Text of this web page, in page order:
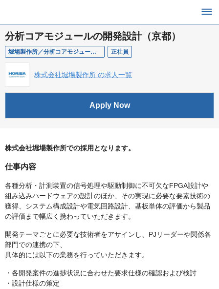
分析コアモジュールの開発設計（京都）
堀場製作所／分析コアモジュールの開発設計（京都） 正社員
株式会社堀場製作所 の求人一覧
Apply Now
株式会社堀場製作所での採用となります。
仕事内容
各種分析・計測装置の信号処理や駆動制御に不可欠なFPGA設計や
組み込みハードウェアの設計のほか、その実現に必要な要素技術の
獲得、システム構成設計や電気回路設計、基板単体の評価から製品
の評価まで幅広く携わっていただきます。
開発テーマごとに必要な技術者をアサインし、PJリーダーや関係各
部門での連携の下、
具体的には以下の業務を行っていただきます。
・各開発案件の進捗状況に合わせた要求仕様の確認および検討
・設計仕様の策定